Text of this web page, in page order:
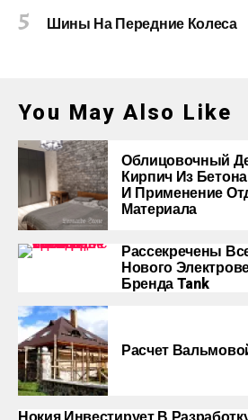
Шины На Передние Колеса
You May Also Like
Облицовочный
Кирпич Из
И Применение
Материала
Рассекречены
Нового
Бренда Tank
Расчет